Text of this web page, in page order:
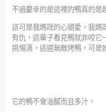
不過慶幸的是這裡的鴨真的是
這可是我媽咪的心頭愛，我媽
有仇，這輩子看見鴨就非咬它
挑惕滴，這道無敵烤鴨，可是
它的鴨不會油膩而且多汁，